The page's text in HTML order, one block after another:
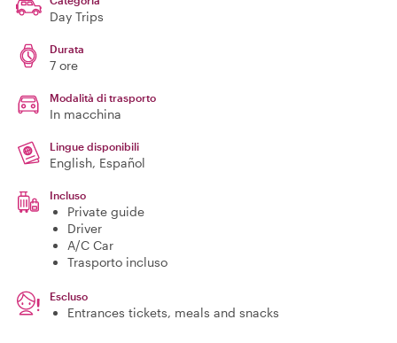
Day Trips
Durata
7 ore
Modalità di trasporto
In macchina
Lingue disponibili
English, Español
Incluso
Private guide
Driver
A/C Car
Trasporto incluso
Escluso
Entrances tickets, meals and snacks